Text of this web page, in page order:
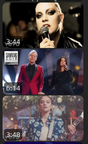
3:44
6:14
3:48